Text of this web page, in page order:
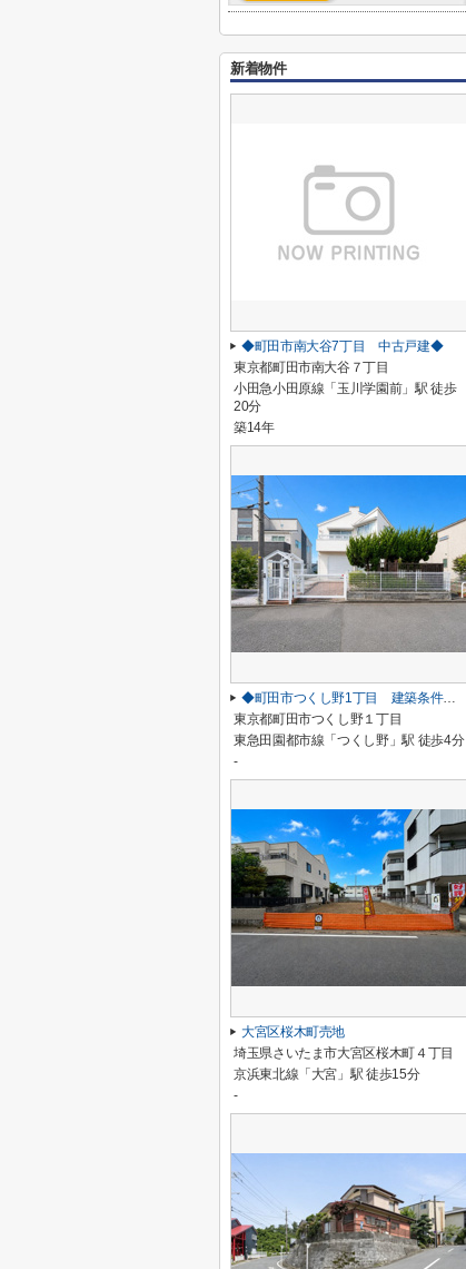
新着物件
◆町田市南大谷7丁目 中古戸建◆
東京都町田市南大谷７丁目
小田急小田原線「玉川学園前」駅 徒歩
20分
築14年
◆町田市つくし野1丁目 建築条件なし売地◆
東京都町田市つくし野１丁目
東急田園都市線「つくし野」駅 徒歩4分
-
大宮区桜木町売地
埼玉県さいたま市大宮区桜木町４丁目
京浜東北線「大宮」駅 徒歩15分
-